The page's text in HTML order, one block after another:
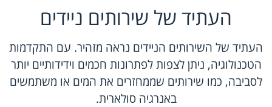
העתיד של שירותים ניידים
העתיד של השירותים הניידים נראה מזהיר. עם התקדמות
הטכנולוגיה, ניתן לצפות לפתרונות חכמים וידידותיים יותר
לסביבה, כמו שירותים שממחזרים את המים או משתמשים
באנרגיה סולארית.